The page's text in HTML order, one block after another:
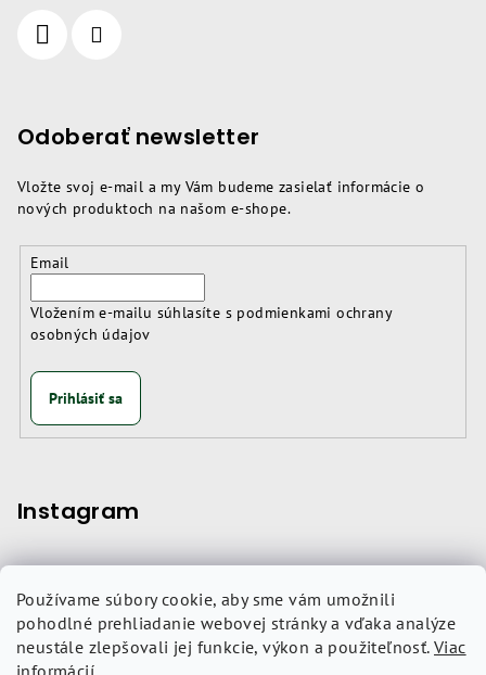
Používame súbory cookie, aby sme vám umožnili
pohodlné prehliadanie webovej stránky a vďaka analýze
neustále zlepšovali jej funkcie, výkon a použiteľnosť. Viac
informácií
Odoberať newsletter
Vložte svoj e-mail a my Vám budeme zasielať informácie o
nových produktoch na našom e-shope.
Email
Vložením e-mailu súhlasíte s podmienkami ochrany
osobných údajov
Prihlásiť sa
Instagram
Nákupný košík